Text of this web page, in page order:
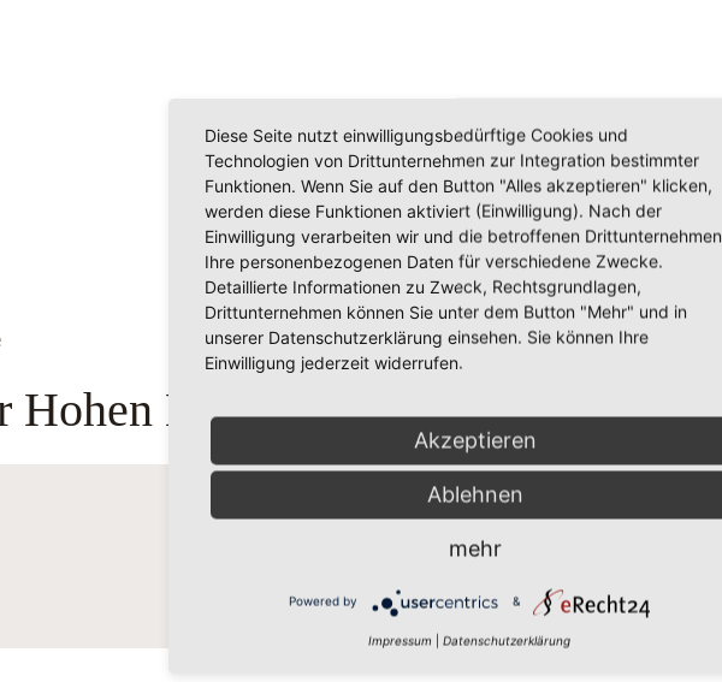
Hohen Mark
Diese Seite nutzt einwilligungsbedürftige Cookies und
Technologien von Drittunternehmen zur Integration bestimmter
Funktionen. Wenn Sie auf den Button "Alles akzeptieren" klicken,
werden diese Funktionen aktiviert (Einwilligung). Nach der
Einwilligung verarbeiten wir und die betroffenen Drittunternehmen
Ihre personenbezogenen Daten für verschiedene Zwecke.
Detaillierte Informationen zu Zweck, Rechtsgrundlagen,
Drittunternehmen können Sie unter dem Button "Mehr" und in
unserer Datenschutzerklärung einsehen. Sie können Ihre
Einwilligung jederzeit widerrufen.
Akzeptieren
Ablehnen
mehr
Powered by &
Impressum | Datenschutzerklärung